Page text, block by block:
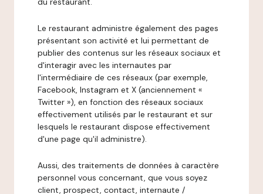
Le restaurant administre également des pages
présentant son activité et lui permettant de
publier des contenus sur les réseaux sociaux et
d'interagir avec les internautes par
l'intermédiaire de ces réseaux (par exemple,
Facebook, Instagram et X (anciennement «
Twitter »), en fonction des réseaux sociaux
effectivement utilisés par le restaurant et sur
lesquels le restaurant dispose effectivement
d'une page qu'il administre).
Aussi, des traitements de données à caractère
personnel vous concernant, que vous soyez
client, prospect, contact, internaute /